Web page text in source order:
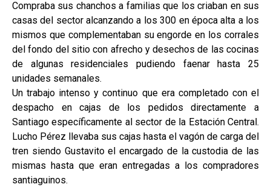
Compraba sus chanchos a familias que los criaban en sus
casas del sector alcanzando a los 300 en época alta a los
mismos que complementaban su engorde en los corrales
del fondo del sitio con afrecho y desechos de las cocinas
de algunas residenciales pudiendo faenar hasta 25
unidades semanales.
Un trabajo intenso y continuo que era completado con el
despacho en cajas de los pedidos directamente a
Santiago específicamente al sector de la Estación Central.
Lucho Pérez llevaba sus cajas hasta el vagón de carga del
tren siendo Gustavito el encargado de la custodia de las
mismas hasta que eran entregadas a los compradores
santiaguinos.